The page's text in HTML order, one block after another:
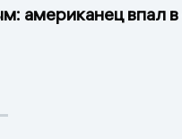
американец впал